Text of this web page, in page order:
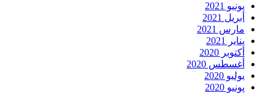
يونيو 2021
أبريل 2021
مارس 2021
يناير 2021
أكتوبر 2020
أغسطس 2020
يوليو 2020
يونيو 2020